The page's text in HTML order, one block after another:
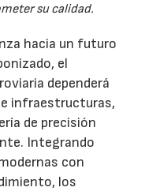
su calidad.
hacia un futuro
el
dependerá
infraestructuras,
de precisión
Integrando
con
los